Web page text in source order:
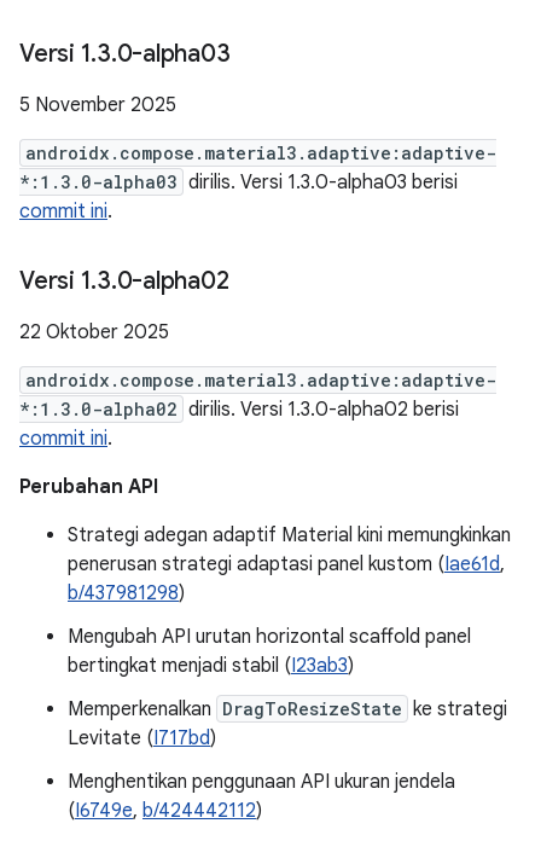
Versi 1.3.0-alpha03
5 November 2025
androidx.compose.material3.adaptive:adaptive-
*:1.3.0-alpha03 dirilis. Versi 1.3.0-alpha03 berisi
commit ini.
Versi 1.3.0-alpha02
22 Oktober 2025
androidx.compose.material3.adaptive:adaptive-
*:1.3.0-alpha02 dirilis. Versi 1.3.0-alpha02 berisi
commit ini.
Perubahan API
Strategi adegan adaptif Material kini memungkinkan
penerusan strategi adaptasi panel kustom (Iae61d,
b/437981298)
Mengubah API urutan horizontal scaffold panel
bertingkat menjadi stabil (I23ab3)
Memperkenalkan DragToResizeState ke strategi
Levitate (I717bd)
Menghentikan penggunaan API ukuran jendela
(I6749e, b/424442112)